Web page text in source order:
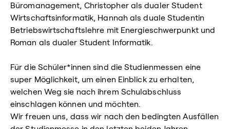
Büromanagement, Christopher als dualer Student
Wirtschaftsinformatik, Hannah als duale Studentin
Betriebswirtschaftslehre mit Energieschwerpunkt und
Roman als dualer Student Informatik.
Für die Schüler*innen sind die Studienmessen eine
super Möglichkeit, um einen Einblick zu erhalten,
welchen Weg sie nach ihrem Schulabschluss
einschlagen können und möchten.
Wir freuen uns, dass wir nach den bedingten Ausfällen